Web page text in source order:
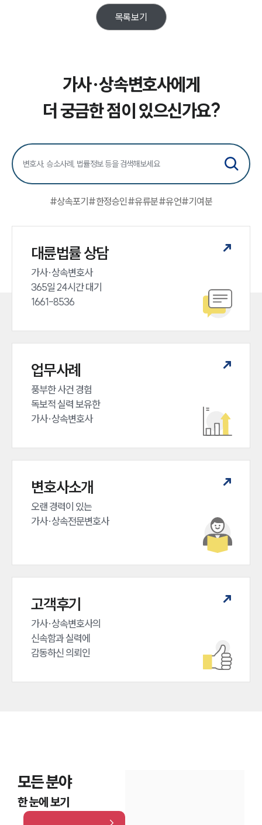
업무분야
상속재산계산기(법정상속분)
구성원 소개
가사·상속전문변호사
소식/자료
언론보도
뉴스레터/브로슈어
대륜법률상담예약
목록보기
가사·상속변호사에게
더 궁금한 점이 있으신가요?
#상속포기 #한정승인#유류분#유언#기여분
대륜법률 상담
가사·상속변호사
365일 24시간 대기
1661-8536
업무사례
풍부한 사건 경험
독보적 실력 보유한
가사·상속변호사
변호사소개
오랜 경력이 있는
가사·상속전문변호사
고객후기
가사·상속변호사의
신속함과 실력에
감동하신 의뢰인
모든 분야
한 눈에 보기